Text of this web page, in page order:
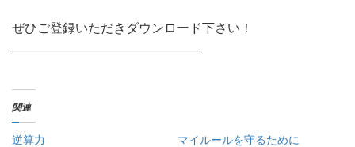
ぜひご登録いただきダウンロード下さい！
———————————————
関連
逆算力
マイルールを守るために